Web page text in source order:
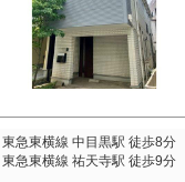
東急東横線 中目黒駅 徒歩8分
東急東横線 祐天寺駅 徒歩9分